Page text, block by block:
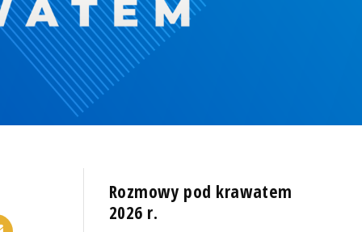
Rozmowy pod krawatem
2026 r.